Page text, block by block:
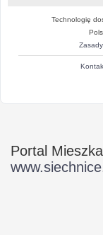
Technologię
Portal